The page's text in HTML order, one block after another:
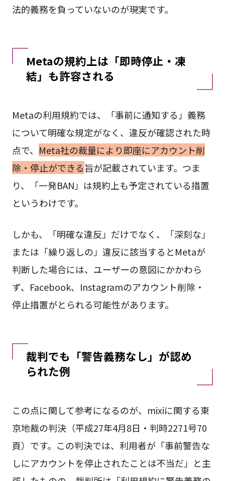
法的義務を負っていないのが現実です。
Metaの規約上は「即時停止・凍
結」も許容される
Metaの利用規約では、「事前に通知する」義務
について明確な規定がなく、違反が確認された時
点で、 Meta社の裁量により即座にアカウント削
除・停止ができる旨が記載されています。つま
り、「一発BAN」は規約上も予定されている措置
というわけです。
しかも、「明確な違反」だけでなく、「深刻な」
または「繰り返しの」違反に該当するとMetaが
判断した場合には、ユーザーの意図にかかわら
ず、Facebook、Instagramのアカウント削除・
停止措置がとられる可能性があります。
裁判でも「警告義務なし」が認め
られた例
この点に関して参考になるのが、mixiに関する東
京地裁の判決（平成27年4月8日・判時2271号70
頁）です。この判決では、利用者が「事前警告な
しにアカウントを停止されたことは不当だ」と主